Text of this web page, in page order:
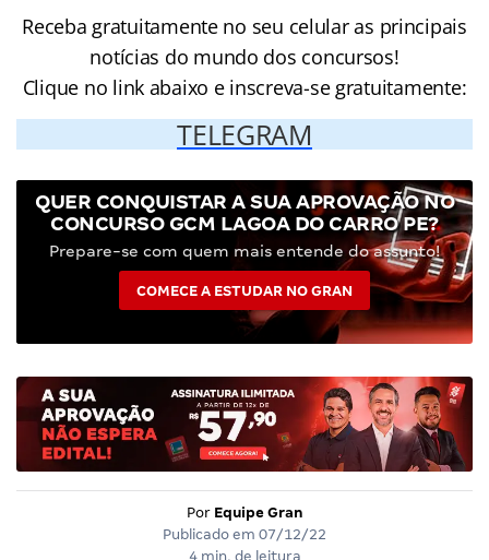
Receba gratuitamente no seu celular as principais
notícias do mundo dos concursos!
Clique no link abaixo e inscreva-se gratuitamente:
TELEGRAM
QUER CONQUISTAR A SUA APROVAÇÃO NO
CONCURSO GCM LAGOA DO CARRO PE?
Prepare-se com quem mais entende do assunto!
COMECE A ESTUDAR NO GRAN
Por Equipe Gran
Publicado em 07/12/22
4 min. de leitura